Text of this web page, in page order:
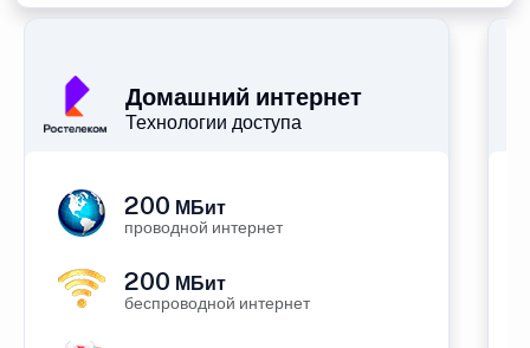
Домашний интернет
Технологии доступа
200 МБит
проводной интернет
200 МБит
беспроводной интернет